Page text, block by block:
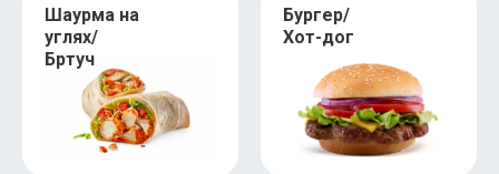
Шаурма на
углях/
Бртуч
Бургер/
Хот-дог